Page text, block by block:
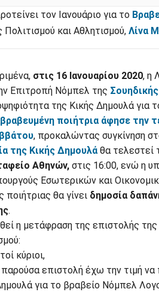
τον Ιανουάριο για το
και Αθλητισμού, Λίνα
στις 16 Ιανουαρίου 2020, η
Επιτροπή Νόμπελ της
της Κικής Δημουλά για
ποιήτρια άφησε την
, προκαλώντας συγκίνηση
της Κικής Δημουλάθα τελεστεί
Αθηνών,στις 16:00, ενώ η
Εσωτερικών και
ποιήτριας θα γίνει δημοσία
.
η μετάφραση της επιστολής
κύριοι,
επιστολή έχω την τιμή
για το βραβείο Νόμπελ